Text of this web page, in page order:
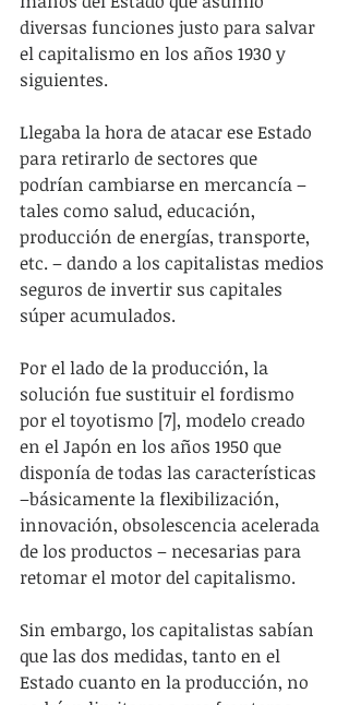
diversas funciones justo para salvar
el capitalismo en los años 1930 y
siguientes.
Llegaba la hora de atacar ese Estado
para retirarlo de sectores que
podrían cambiarse en mercancía –
tales como salud, educación,
producción de energías, transporte,
etc. – dando a los capitalistas medios
seguros de invertir sus capitales
súper acumulados.
Por el lado de la producción, la
solución fue sustituir el fordismo
por el toyotismo [7], modelo creado
en el Japón en los años 1950 que
disponía de todas las características
–básicamente la flexibilización,
innovación, obsolescencia acelerada
de los productos – necesarias para
retomar el motor del capitalismo.
Sin embargo, los capitalistas sabían
que las dos medidas, tanto en el
Estado cuanto en la producción, no